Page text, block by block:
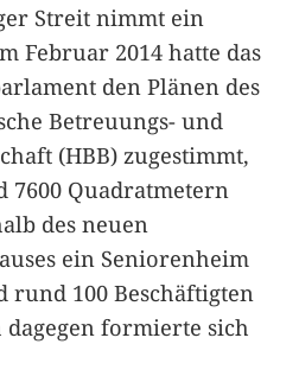
Streit nimmt ein
Februar 2014 hatte das
den Plänen des
Betreuungs- und
(HBB) zugestimmt,
Quadratmetern
des neuen
ein Seniorenheim
rund 100 Beschäftigten
formierte sich